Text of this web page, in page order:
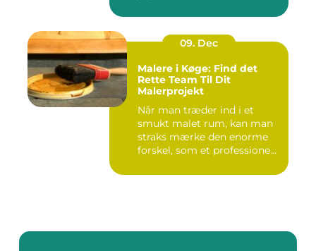
09. Dec
Malere i Køge: Find det
Rette Team Til Dit
Malerprojekt
Når man træder ind i et
smukt malet rum, kan man
straks mærke den enorme
forskel, som et professione...